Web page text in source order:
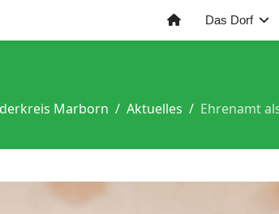
Das Dorf
Marborn Aktuelles Ehrenamt